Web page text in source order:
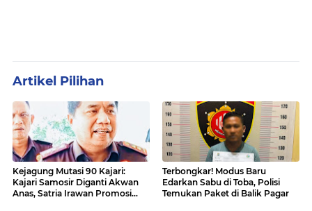
Artikel Pilihan
Kejagung Mutasi 90 Kajari:
Kajari Samosir Diganti Akwan
Anas, Satria Irawan Promosi
Terbongkar! Modus Baru
Edarkan Sabu di Toba, Polisi
Temukan Paket di Balik Pagar